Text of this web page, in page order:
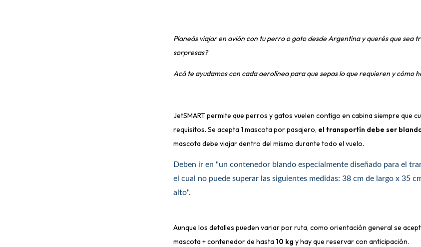
Planeás viajar en avión con tu perro o gato desde Argentina y querés que sea
sorpresas?
Acá te ayudamos con cada aerolínea para que sepas lo que requieren y cómo
JetSMART permite que perros y gatos vuelen contigo en cabina siempre que
requisitos. Se acepta 1 mascota por pasajero, el transportín debe ser
mascota debe viajar dentro del mismo durante todo el vuelo.
Deben ir en "un contenedor blando especialmente diseñado para el
el cual no puede superar las siguientes medidas: 38 cm de largo x 35
alto".
Aunque los detalles pueden variar por ruta, como orientación general se
mascota + contenedor de hasta 10 kg y hay que reservar con anticipación.